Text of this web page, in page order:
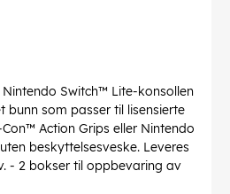
Switch™ Lite-konsollen
bunn som passer til lisensierte
Action Grips eller Nintendo
beskyttelsesveske. Leveres
- 2 bokser til oppbevaring av